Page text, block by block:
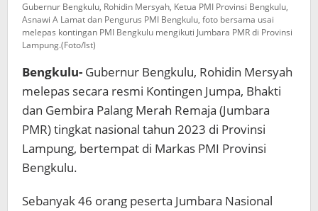
Gubernur Bengkulu, Rohidin Mersyah, Ketua PMI Provinsi Bengkulu,
Asnawi A Lamat dan Pengurus PMI Bengkulu, foto bersama usai
melepas kontingan PMI Bengkulu mengikuti Jumbara PMR di Provinsi
Lampung.(Foto/Ist)
Bengkulu- Gubernur Bengkulu, Rohidin Mersyah
melepas secara resmi Kontingen Jumpa, Bhakti
dan Gembira Palang Merah Remaja (Jumbara
PMR) tingkat nasional tahun 2023 di Provinsi
Lampung, bertempat di Markas PMI Provinsi
Bengkulu.
Sebanyak 46 orang peserta Jumbara Nasional